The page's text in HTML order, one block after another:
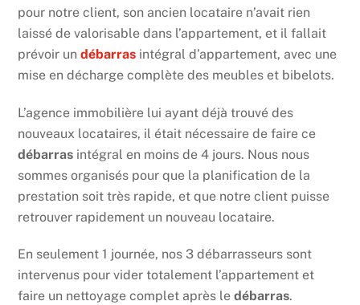
pour notre client, son ancien locataire n’avait rien
laissé de valorisable dans l’appartement, et il fallait
prévoir undébarras intégral d’appartement, avec une
mise en décharge complète des meubles et bibelots.
L’agence immobilière lui ayant déjà trouvé des
nouveaux locataires, il était nécessaire de faire ce
débarras intégral en moins de 4 jours. Nous nous
sommes organisés pour que la planification de la
prestation soit très rapide, et que notre client puisse
retrouver rapidement un nouveau locataire.
En seulement 1 journée, nos 3 débarrasseurs sont
intervenus pour vider totalement l’appartement et
faire un nettoyage complet après ledébarras.